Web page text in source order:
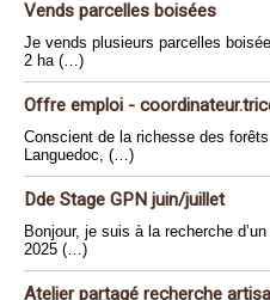
Vends parcelles boisées
Je vends plusieurs parcelles
2 ha (…)
Offre emploi -
Conscient de la richesse des
Languedoc, (…)
Dde Stage GPN juin/juillet
Bonjour, je suis à la recherche
2025 (…)
Atelier partagé recherche